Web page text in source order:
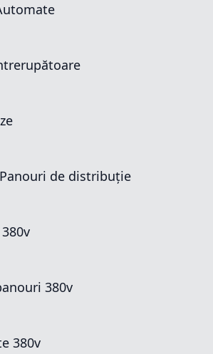
de distribuție
380v
380v